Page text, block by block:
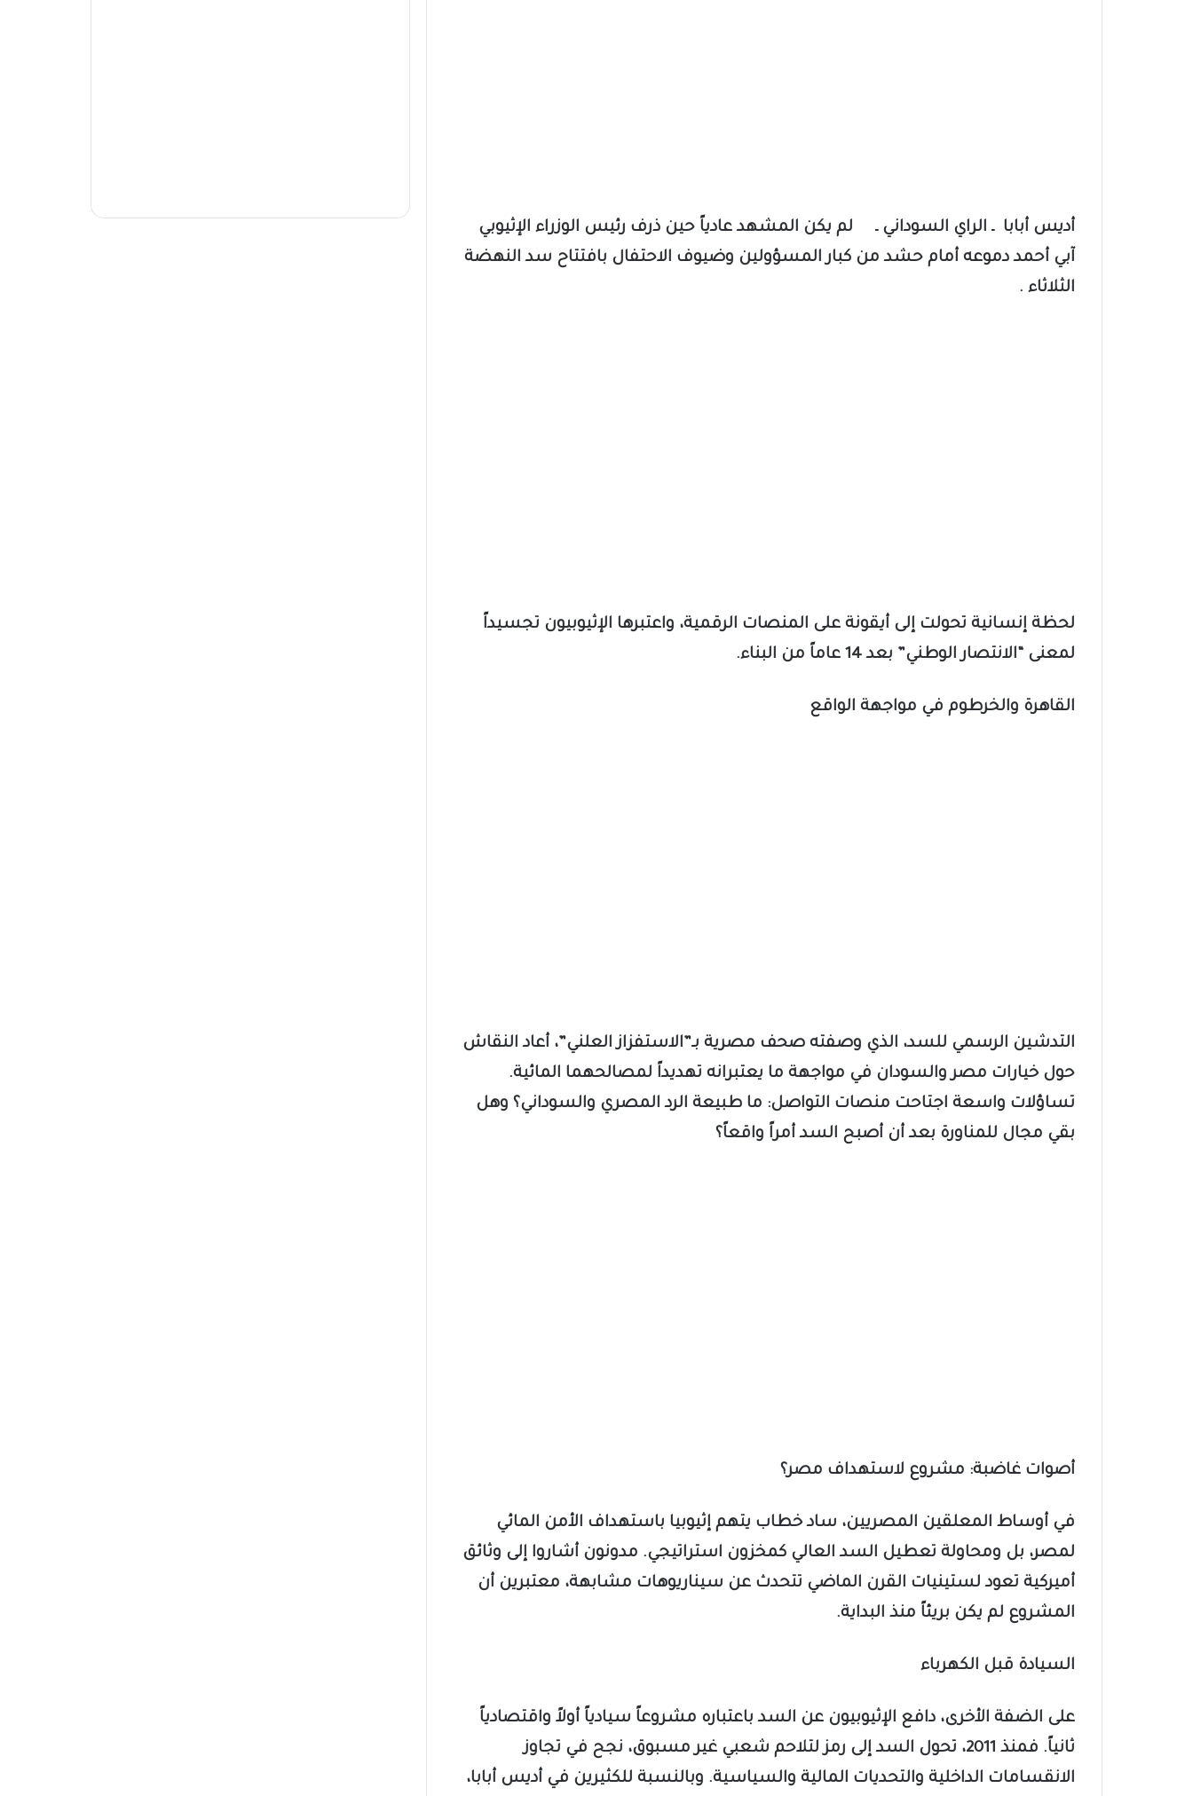
أديس أبابا ـ الراي السوداني ـ لم يكن المشهد عادياً حين ذرف رئيس الوزراء الإثيوبي
آبي أحمد دموعه أمام حشد من كبار المسؤولين وضيوف الاحتفال بافتتاح سد النهضة
الثلاثاء .
لحظة إنسانية تحولت إلى أيقونة على المنصات الرقمية، واعتبرها الإثيوبيون تجسيداً
لمعنى “الانتصار الوطني” بعد 14 عاماً من البناء.
القاهرة والخرطوم في مواجهة الواقع
التدشين الرسمي للسد، الذي وصفته صحف مصرية بـ”الاستفزاز العلني”، أعاد النقاش
حول خيارات مصر والسودان في مواجهة ما يعتبرانه تهديداً لمصالحهما المائية.
تساؤلات واسعة اجتاحت منصات التواصل: ما طبيعة الرد المصري والسوداني؟ وهل
بقي مجال للمناورة بعد أن أصبح السد أمراً واقعاً؟
أصوات غاضبة: مشروع لاستهداف مصر؟
في أوساط المعلقين المصريين، ساد خطاب يتهم إثيوبيا باستهداف الأمن المائي
لمصر، بل ومحاولة تعطيل السد العالي كمخزون استراتيجي. مدونون أشاروا إلى وثائق
أميركية تعود لستينيات القرن الماضي تتحدث عن سيناريوهات مشابهة، معتبرين أن
المشروع لم يكن بريئاً منذ البداية.
السيادة قبل الكهرباء
على الضفة الأخرى، دافع الإثيوبيون عن السد باعتباره مشروعاً سيادياً أولاً واقتصادياً
ثانياً. فمنذ 2011، تحول السد إلى رمز لتلاحم شعبي غير مسبوق، نجح في تجاوز
الانقسامات الداخلية والتحديات المالية والسياسية. وبالنسبة للكثيرين في أديس أبابا،